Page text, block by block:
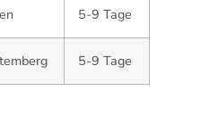
5-9 Tage
5-9 Tage